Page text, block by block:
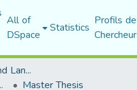
All of
DSpace Statistics Profils
Faculty of Letters and Languages
and Literature Master Thesis